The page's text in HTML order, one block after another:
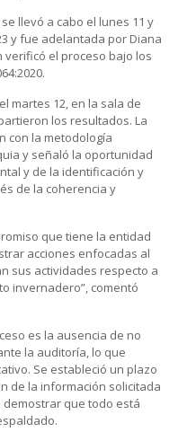
llevó a cabo el lunes 11 y
y fue adelantada por Diana
verificó el proceso bajo los
martes 12, en la sala de
los resultados. La
con la metodología
y señaló la oportunidad
y de la identificación y
de la coherencia y
que tiene la entidad
acciones enfocadas al
sus actividades respecto a
invernadero”, comentó
es la ausencia de no
la auditoría, lo que
Se estableció un plazo
de la información solicitada
demostrar que todo está